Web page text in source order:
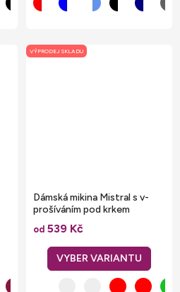
VÝPRODEJ SKLADU
Dámská mikina Mistral s v-
prošíváním pod krkem
od 539 Kč